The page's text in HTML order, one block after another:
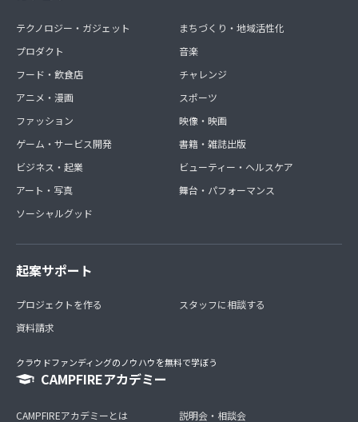
テクノロジー・ガジェット
プロダクト
フード・飲食店
アニメ・漫画
ファッション
ゲーム・サービス開発
ビジネス・起業
アート・写真
ソーシャルグッド
まちづくり・地域活性化
音楽
チャレンジ
スポーツ
映像・映画
書籍・雑誌出版
ビューティー・ヘルスケア
舞台・パフォーマンス
起案サポート
プロジェクトを作る
資料請求
スタッフに相談する
クラウドファンディングのノウハウを無料で学ぼう
CAMPFIREアカデミー
CAMPFIREアカデミーとは
説明会・相談会